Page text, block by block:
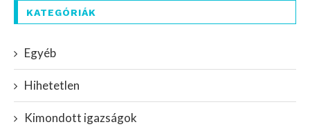
KATEGÓRIÁK
Egyéb
Hihetetlen
Kimondott igazságok